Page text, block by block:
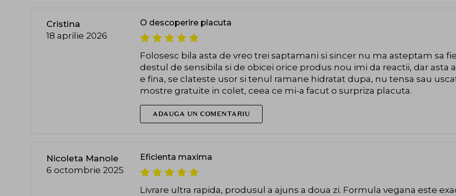
Cristina
18 aprilie 2026
O descoperire placuta
Folosesc bila asta de vreo trei saptamani si sincer nu ma asteptam sa
destul de sensibila si de obicei orice produs nou imi da reactii, dar asta
e fina, se clateste usor si tenul ramane hidratat dupa, nu tensa sau
mostre gratuite in colet, ceea ce mi-a facut o surpriza placuta.
ADAUGA UN COMENTARIU
Nicoleta Manole
6 octombrie 2025
Eficienta maxima
Livrare ultra rapida, produsul a ajuns a doua zi. Formula vegana este